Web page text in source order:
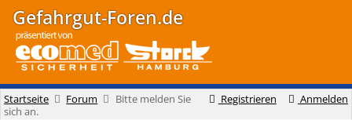
Gefahrgut-Foren.de
Registrieren Anmelden
Startseite Forum
Bitte melden Sie
sich an.